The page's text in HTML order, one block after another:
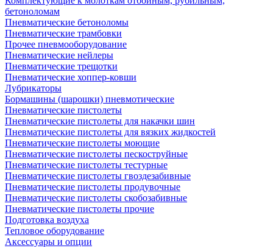
бетоноломам
Пневматические бетоноломы
Пневматические трамбовки
Прочее пневмооборудование
Пневматические нейлеры
Пневматические трещотки
Пневматические хоппер-ковши
Лубрикаторы
Бормашины (шарошки) пневмотические
Пневматические пистолеты
Пневматические пистолеты для накачки шин
Пневматические пистолеты для вязких жидкостей
Пневматические пистолеты моющие
Пневматические пистолеты пескоструйные
Пневматические пистолеты тестурные
Пневматические пистолеты гвоздезабивные
Пневматические пистолеты продувочные
Пневматические пистолеты скобозабивные
Пневматические пистолеты прочие
Подготовка воздуха
Тепловое оборудование
Аксессуары и опции